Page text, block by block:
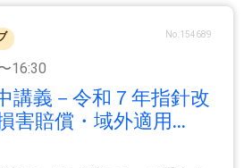
No.154689
16:30
義－令和７年指針改
害賠償・域外適用...